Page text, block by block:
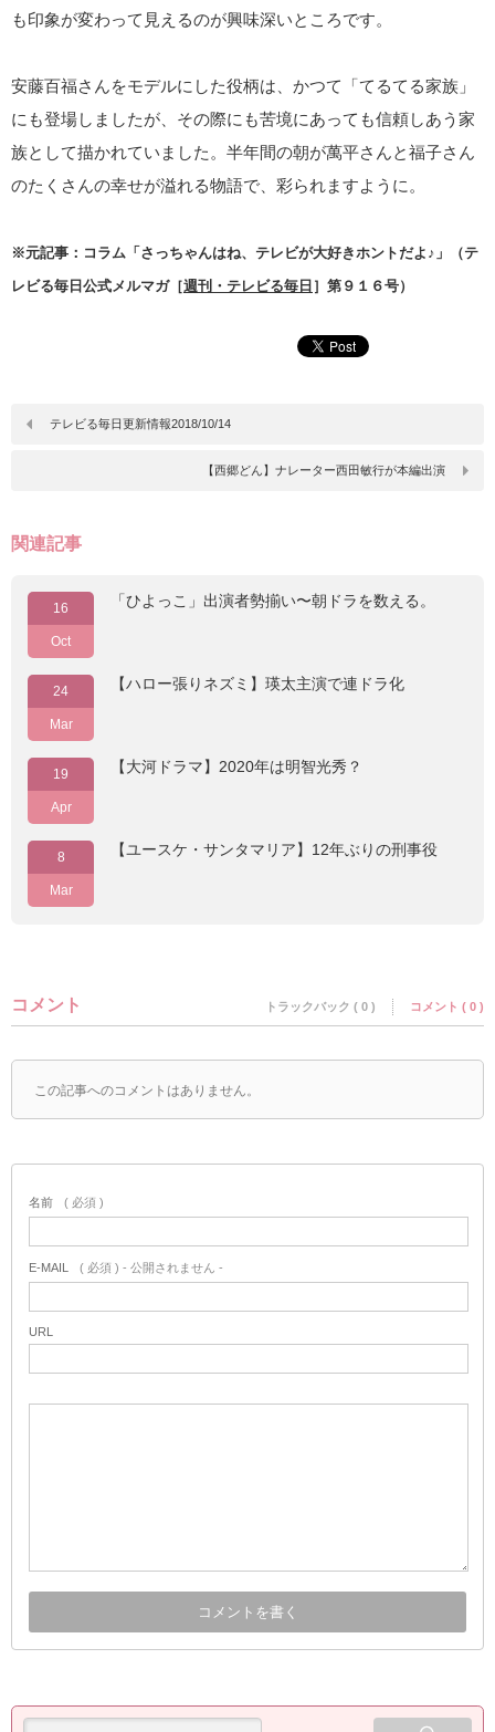
も印象が変わって見えるのが興味深いところです。
安藤百福さんをモデルにした役柄は、かつて「てるてる家族」
にも登場しましたが、その際にも苦境にあっても信頼しあう家
族として描かれていました。半年間の朝が萬平さんと福子さん
のたくさんの幸せが溢れる物語で、彩られますように。
※元記事：コラム「さっちゃんはね、テレビが大好きホントだよ♪」（テ
レビる毎日公式メルマガ［週刊・テレビる毎日 ］第９１６号）
テレビる毎日更新情報2018/10/14
【西郷どん】ナレーター西田敏行が本編出演
関連記事
16
Oct
「ひよっこ」出演者勢揃い〜朝ドラを数える。
24
Mar
【ハロー張りネズミ】瑛太主演で連ドラ化
19
Apr
【大河ドラマ】2020年は明智光秀？
8
Mar
【ユースケ・サンタマリア】12年ぶりの刑事役
コメント トラックバック ( 0 ) コメント ( 0 )
この記事へのコメントはありません。
名前 ( 必須 )
E-MAIL ( 必須 ) - 公開されません -
URL